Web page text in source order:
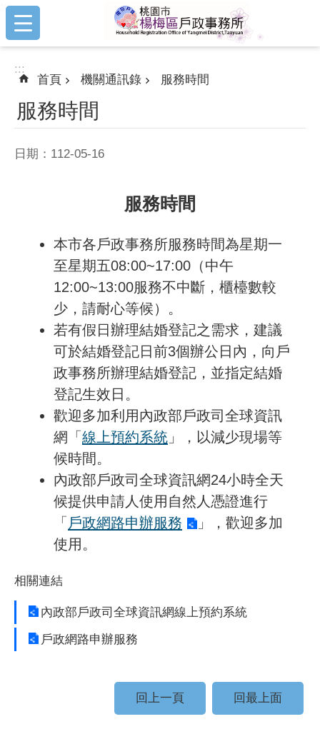
跳到主要內容區塊
:::
:::
首頁 機關通訊錄 服務時間
服務時間
日期：112-05-16
服務時間
本市各戶政事務所服務時間為星期一
至星期五08:00~17:00（中午
12:00~13:00服務不中斷，櫃檯數較
少，請耐心等候）。
若有假日辦理結婚登記之需求，建議
可於結婚登記日前3個辦公日內，向戶
政事務所辦理結婚登記，並指定結婚
登記生效日。
歡迎多加利用內政部戶政司全球資訊
網「 線上預約系統 」，以減少現場等
候時間。
內政部戶政司全球資訊網24小時全天
候提供申請人使用自然人憑證進行
「 戶政網路申辦服務
」，歡迎多加
使用。
相關連結
內政部戶政司全球資訊網線上預約系統
戶政網路申辦服務
回上一頁 回最上面